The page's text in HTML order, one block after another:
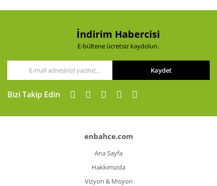
Ürün fiyatı diğer sitelerden daha pahalı.
Gönder
İndirim Habercisi
E-bültene ücretsiz kaydolun.
Kaydet
Bizi Takip Edin
enbahce.com
Ana Sayfa
Hakkımızda
Vizyon & Misyon